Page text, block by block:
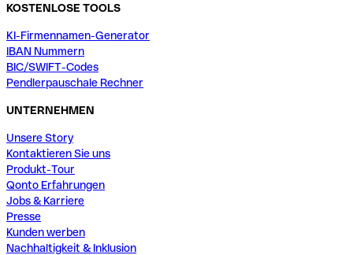
KOSTENLOSE TOOLS
KI-Firmennamen-Generator
IBAN Nummern
BIC/SWIFT-Codes
Pendlerpauschale Rechner
UNTERNEHMEN
Unsere Story
Kontaktieren Sie uns
Produkt-Tour
Qonto Erfahrungen
Jobs & Karriere
Presse
Kunden werben
Nachhaltigkeit & Inklusion